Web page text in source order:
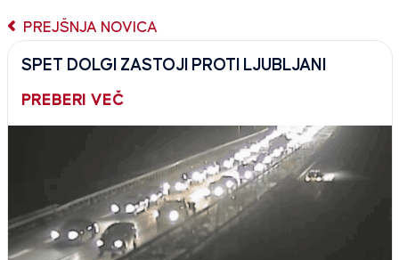
PREJŠNJA NOVICA
SPET DOLGI ZASTOJI PROTI LJUBLJANI
PREBERI VEČ